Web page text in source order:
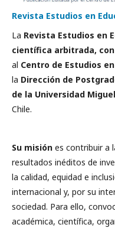
Revista Estudios en
La Revista Estudios en
científica arbitrada,
al Centro de Estudios en
la Dirección de
de la Universidad
Chile.
Su misión es contribuir a
resultados inéditos de
la calidad, equidad e
internacional y, por su
sociedad. Para ello,
académica, científica,